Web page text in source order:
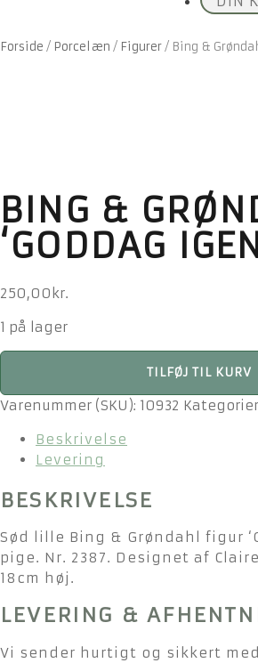
Forside / Porcelæn / Figurer/ Bing &
BING &
‘GODDAG
250,00 kr.
1 på lager
Bing
Grøndahl
igen’
antal
TILFØJ TIL KURV
Varenummer (SKU): 10932
Beskrivelse
Levering
BESKRIVELSE
Sød lille Bing & Grøndahl figur
pige. Nr. 2387. Designet af
18cm høj.
LEVERING &
Vi sender hurtigt og sikkert med